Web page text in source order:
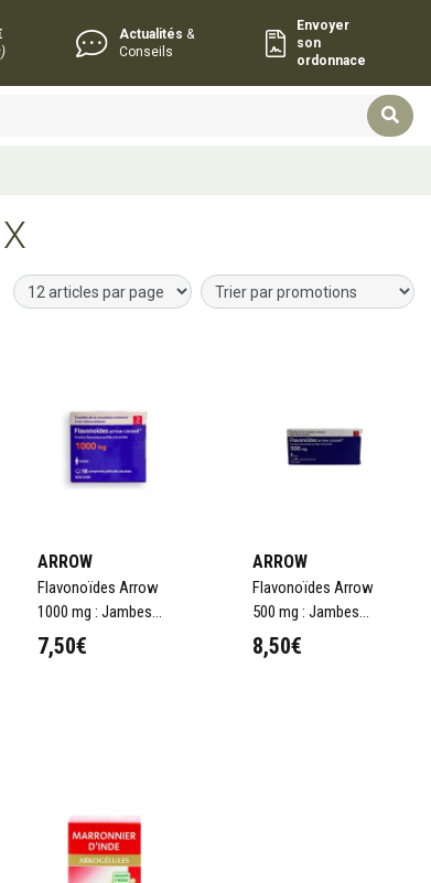
Actualités &
Conseils
Envoyer
son
ordonnace
ARROW
Flavonoïdes Arrow
1000 mg : Jambes
lourdes et
hémorroïdes
7,50€
ARROW
Flavonoïdes Arrow
500 mg : Jambes
lourdes 60
comprimés
8,50€